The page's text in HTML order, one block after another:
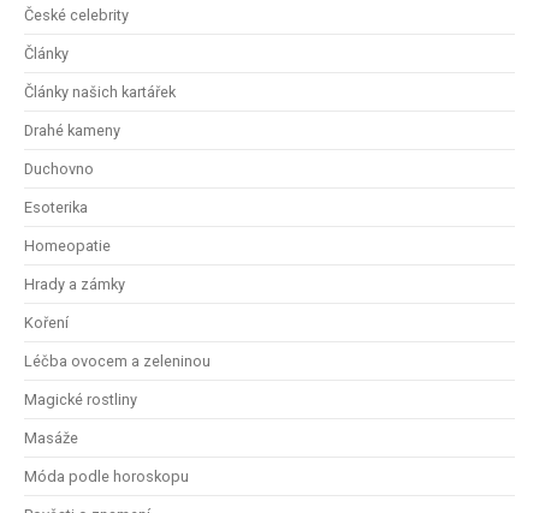
České celebrity
Články
Články našich kartářek
Drahé kameny
Duchovno
Esoterika
Homeopatie
Hrady a zámky
Koření
Léčba ovocem a zeleninou
Magické rostliny
Masáže
Móda podle horoskopu